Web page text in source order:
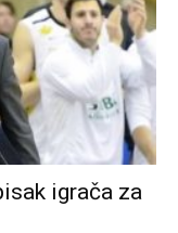
igrača za